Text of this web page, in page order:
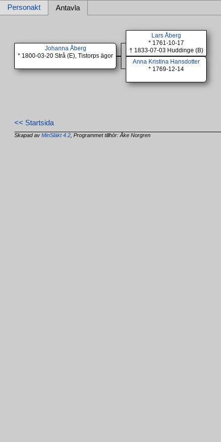
Personakt Antavla
Johanna Åberg
* 1800-03-20 Strå (E), Tistorps ägor
Lars Åberg
* 1761-10-17
† 1833-07-03 Huddinge (B)
Anna Kristina Hansdotter
* 1769-12-14
<< Startsida
Skapad avMinSläkt 4.2 , Programmet tillhör: Åke Norgren